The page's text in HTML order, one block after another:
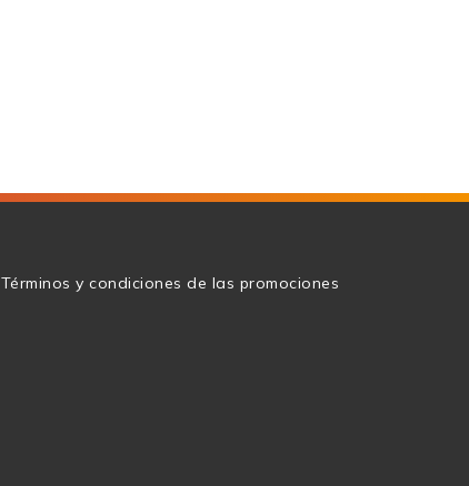
Términos y condiciones de las promociones